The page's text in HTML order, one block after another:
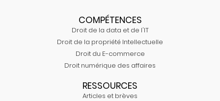
COMPÉTENCES
Droit de la data et de l'IT
Droit de la propriété Intellectuelle
Droit du E-commerce
Droit numérique des affaires
RESSOURCES
Articles et brèves